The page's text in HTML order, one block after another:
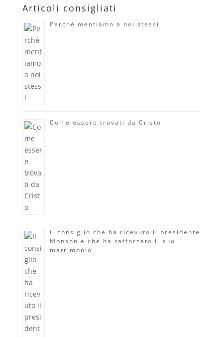
Articoli consigliati
Perché mentiamo a noi stessi
Come essere trovati da Cristo
Il consiglio che ha ricevuto il presidente
Monson e che ha rafforzato il suo
matrimonio